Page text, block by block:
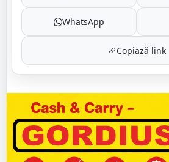
WhatsApp
Copiază link